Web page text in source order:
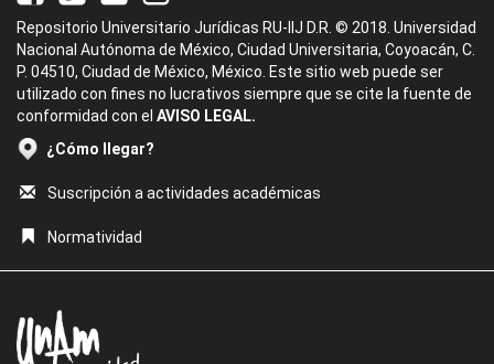
Repositorio Universitario Jurídicas RU-IIJ D.R. © 2018. Universidad
Nacional Autónoma de México, Ciudad Universitaria, Coyoacán, C.
P. 04510, Ciudad de México, México. Este sitio web puede ser
utilizado con fines no lucrativos siempre que se cite la fuente de
conformidad con el AVISO LEGAL.
¿Cómo llegar?
Suscripción a actividades académicas
Normatividad